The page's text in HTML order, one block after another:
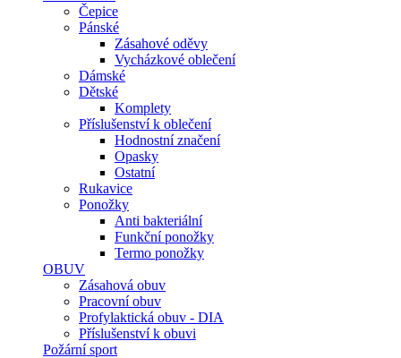
Čepice
Pánské
Zásahové oděvy
Vycházkové oblečení
Dámské
Dětské
Komplety
Příslušenství k oblečení
Hodnostní značení
Opasky
Ostatní
Rukavice
Ponožky
Anti bakteriální
Funkční ponožky
Termo ponožky
OBUV
Zásahová obuv
Pracovní obuv
Profylaktická obuv - DIA
Příslušenství k obuvi
Požární sport